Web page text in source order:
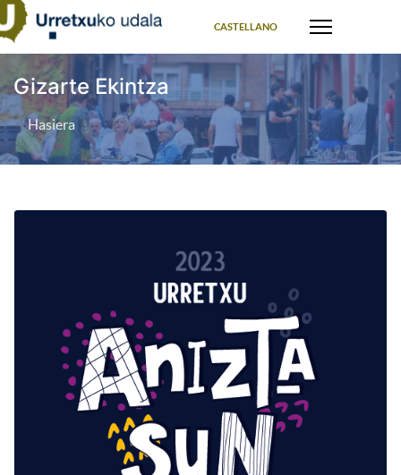
CASTELLANO
Gizarte Ekintza
Hasiera